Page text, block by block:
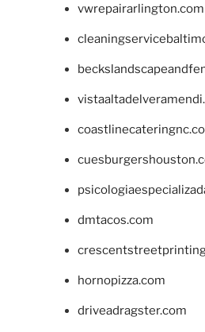
vwrepairarlington.com
dmtacos.com
hornopizza.com
driveadragster.com